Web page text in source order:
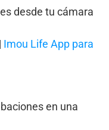
desde tu cámara
| Imou Life App para
en una